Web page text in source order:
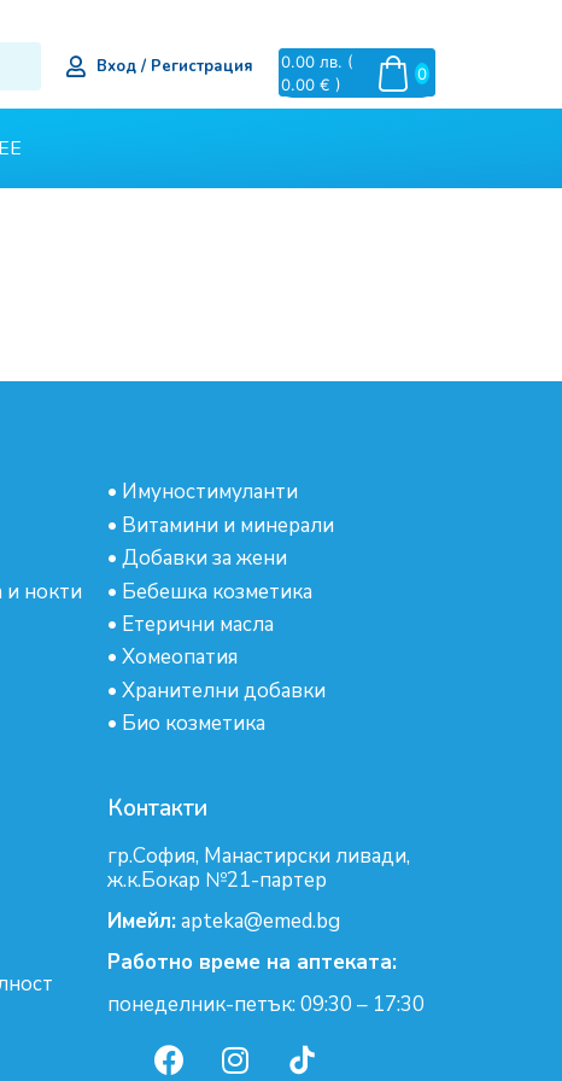
Вход / Регистрация 0
0.00 лв. (
0.00 € )
и нокти
• Имуностимуланти
• Витамини и минерали
• Добавки за жени
• Бебешка козметика
• Етерични масла
• Хомеопатия
• Хранителни добавки
• Био козметика
Контакти
гр.София, Манастирски ливади,
ж.к.Бокар №21-партер
Имейл:apteka@emed.bg
Работно време на аптеката:
понеделник-петък: 09:30 – 17:30